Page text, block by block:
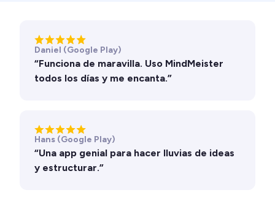
Daniel (Google Play)
“Funciona de maravilla. Uso MindMeister
todos los días y me encanta.”
Hans (Google Play)
“Una app genial para hacer lluvias de ideas
y estructurar.”